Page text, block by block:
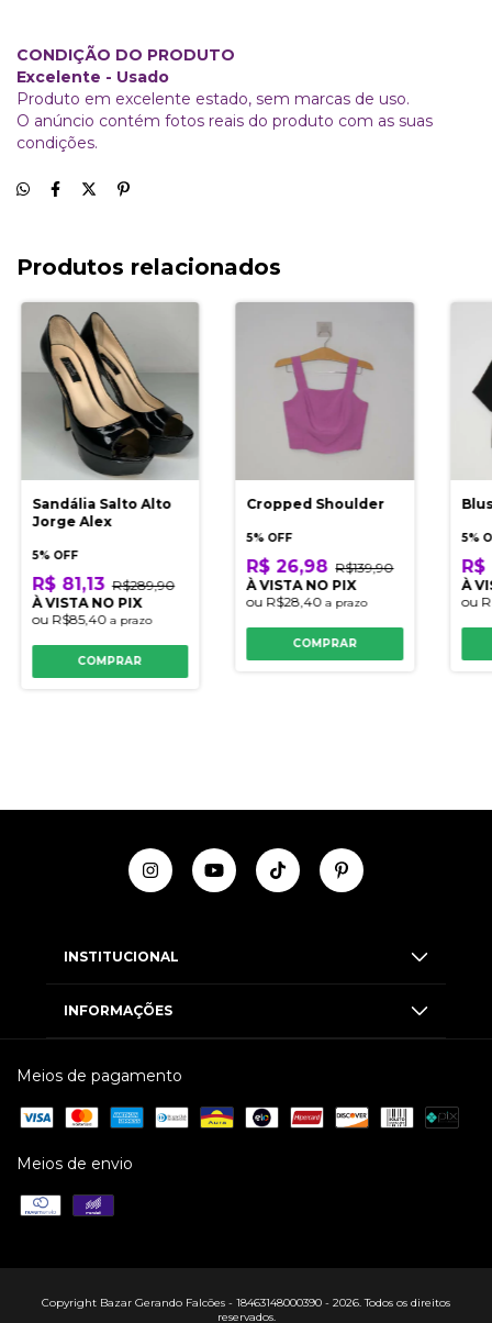
CONDIÇÃO DO PRODUTO
Excelente - Usado
Produto em excelente estado, sem marcas de uso.
O anúncio contém fotos reais do produto com as suas
condições.
Produtos relacionados
Sandália Salto Alto
Jorge Alex
5% OFF
R$ 81,13 R$289,90
À VISTA NO PIX
ou R$85,40 a prazo
COMPRAR
Cropped Shoulder
5% OFF
R$ 26,98 R$139,90
À VISTA NO PIX
ou R$28,40a prazo
COMPRAR
5%
R$
À
ou
INSTITUCIONAL
INFORMAÇÕES
Meios de pagamento
Meios de envio
Copyright Bazar Gerando Falcões - 18463148000390 - 2026. Todos os direitos
reservados.